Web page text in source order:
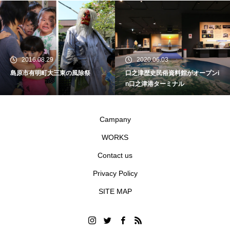
2016.08.29
島原市有明町大三東の風除祭
2020.06.03
口之津歴史民俗資料館がオープンi
n口之津港ターミナル
Campany
WORKS
Contact us
Privacy Policy
SITE MAP